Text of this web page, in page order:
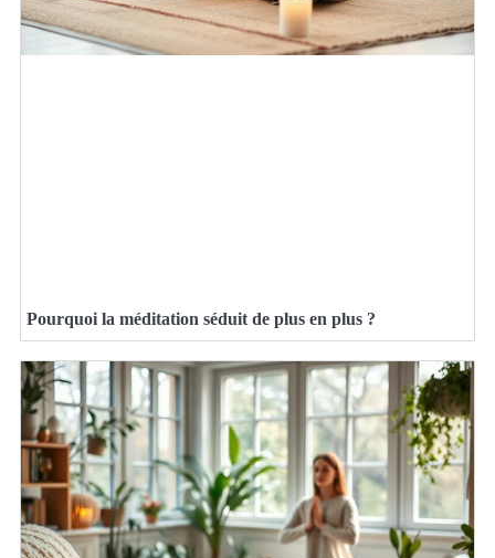
Pourquoi la méditation séduit de plus en plus ?